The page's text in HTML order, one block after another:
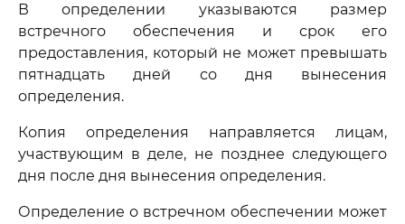
В определении указываются размер
встречного обеспечения и срок его
предоставления, который не может превышать
пятнадцать дней со дня вынесения
определения.
Копия определения направляется лицам,
участвующим в деле, не позднее следующего
дня после дня вынесения определения.
Определение о встречном обеспечении может